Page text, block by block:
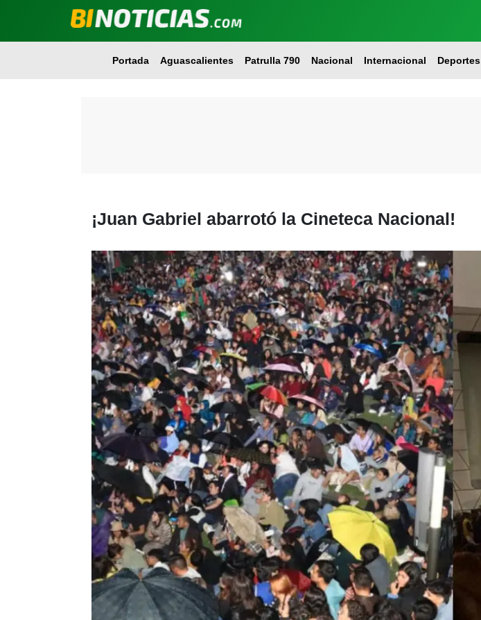
Portada Aguascalientes Patrulla 790 Nacional Internacional Deportes
¡Juan Gabriel abarrotó la Cineteca Nacional!